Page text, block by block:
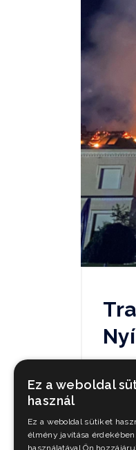
Okt
Ez a weboldal
használ
Ez a weboldal sütiket
élmény javítása
használatával Ön